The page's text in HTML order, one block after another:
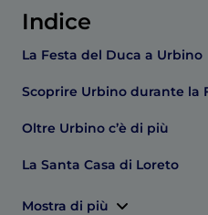
Indice
La Festa del Duca a Urbino
Scoprire Urbino durante la
Oltre Urbino c’è di più
La Santa Casa di Loreto
Mostra di più